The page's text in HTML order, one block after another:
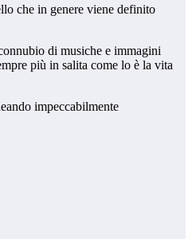
che in genere viene definito
di musiche e immagini
più in salita come lo è la vita
impeccabilmente